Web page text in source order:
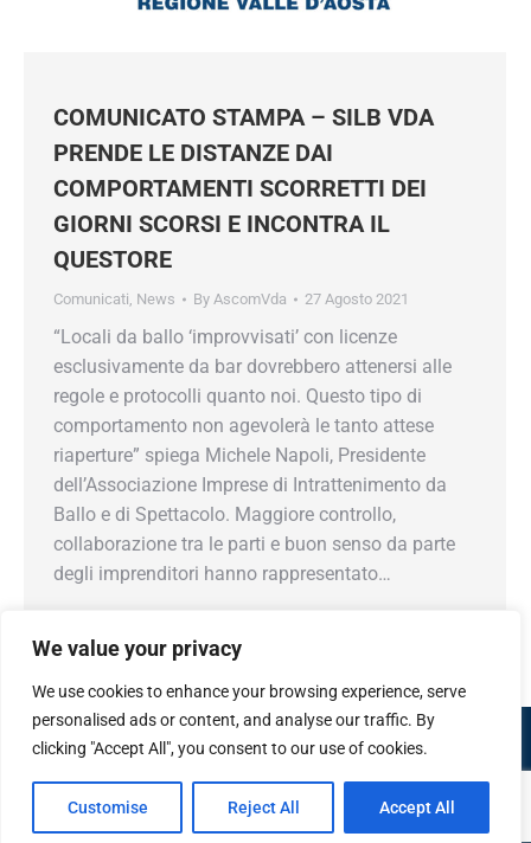
We value your privacy
We use cookies to enhance your browsing experience, serve
personalised ads or content, and analyse our traffic. By
clicking "Accept All", you consent to our use of cookies.
Customise Reject All Accept All
COMUNICATO STAMPA – SILB VDA
PRENDE LE DISTANZE DAI
COMPORTAMENTI SCORRETTI DEI
GIORNI SCORSI E INCONTRA IL
QUESTORE
Comunicati, News By AscomVda 27 Agosto 2021
“Locali da ballo ‘improvvisati’ con licenze
esclusivamente da bar dovrebbero attenersi alle
regole e protocolli quanto noi. Questo tipo di
comportamento non agevolerà le tanto attese
riaperture” spiega Michele Napoli, Presidente
dell’Associazione Imprese di Intrattenimento da
Ballo e di Spettacolo. Maggiore controllo,
collaborazione tra le parti e buon senso da parte
degli imprenditori hanno rappresentato…
Confcommercio Valle d'Aosta
Piazza Arco d'Augusto 10 - 11100 Aosta
materia di copyright.
Menu Footer